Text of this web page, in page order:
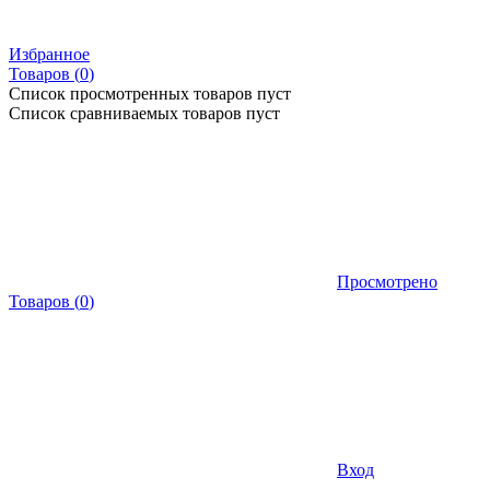
Избранное
Товаров (0)
Список просмотренных товаров пуст
Список сравниваемых товаров пуст
Просмотрено
Товаров (0)
Вход